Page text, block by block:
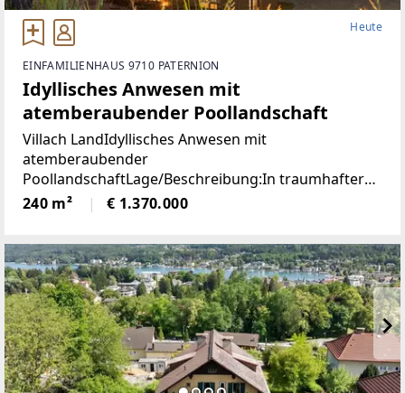
Heute
EINFAMILIENHAUS 9710 PATERNION
Idyllisches Anwesen mit
atemberaubender Poollandschaft
Villach LandIdyllisches Anwesen mit
atemberaubender
PoollandschaftLage/Beschreibung:In traumhafter
Lage von Feffernitz präsentiert sich dieses
außergewöhnliche Anwesen als wahres Refugium
240 m² € 1.370.000